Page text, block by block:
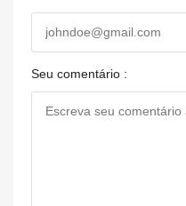
Seu comentário :